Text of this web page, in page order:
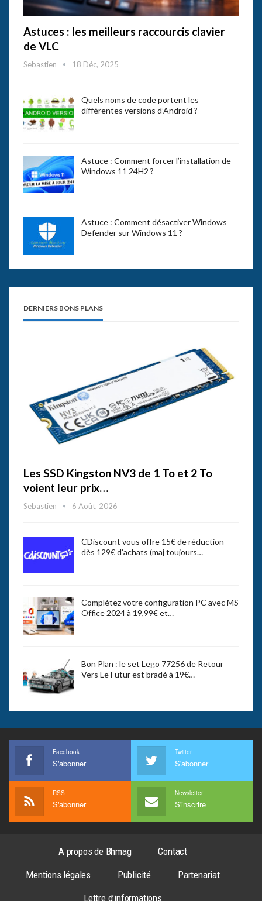
Astuces : les meilleurs raccourcis clavier
de VLC
Sebastien 18 Déc, 2025
Quels noms de code portent les
différentes versions d’Android ?
Astuce : Comment forcer l’installation de
Windows 11 24H2 ?
Astuce : Comment désactiver Windows
Defender sur Windows 11 ?
DERNIERS BONS PLANS
Les SSD Kingston NV3 de 1 To et 2 To
voient leur prix…
Sebastien 6 Août, 2026
CDiscount vous offre 15€ de réduction
dès 129€ d’achats (maj toujours…
Complétez votre configuration PC avec MS
Office 2024 à 19,99€ et…
Bon Plan : le set Lego 77256 de Retour
Vers Le Futur est bradé à 19€…
Facebook
S'abonner
Twitter
S'abonner
RSS
S'abonner
Newsletter
S'inscrire
A propos de Bhmag
Contact
Mentions légales
Publicité
Partenariat
Lettre d’informations